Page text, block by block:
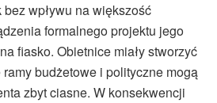
wpływu na większość
formalnego projektu jego
fiasko. Obietnice miały stworzyć
budżetowe i polityczne mogą
zbyt ciasne. W konsekwencji